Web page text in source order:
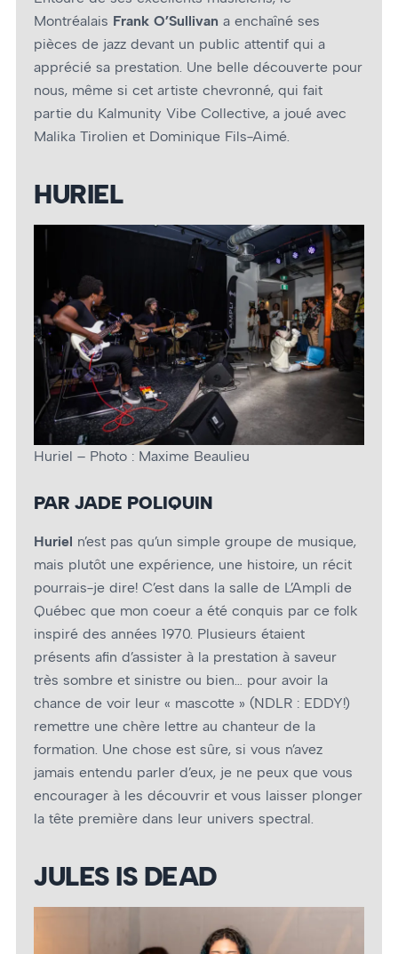
Montréalais Frank O’Sullivan a enchaîné ses
pièces de jazz devant un public attentif qui a
apprécié sa prestation. Une belle découverte pour
nous, même si cet artiste chevronné, qui fait
partie du Kalmunity Vibe Collective, a joué avec
Malika Tirolien et Dominique Fils-Aimé.
HURIEL
Huriel – Photo : Maxime Beaulieu
PAR JADE POLIQUIN
Huriel n’est pas qu’un simple groupe de musique,
mais plutôt une expérience, une histoire, un récit
pourrais-je dire! C’est dans la salle de L’Ampli de
Québec que mon cœur a été conquis par ce folk
inspiré des années 1970. Plusieurs étaient
présents afin d’assister à la prestation à saveur
très sombre et sinistre ou bien… pour avoir la
chance de voir leur « mascotte » (NDLR : EDDY!)
remettre une chère lettre au chanteur de la
formation. Une chose est sûre, si vous n’avez
jamais entendu parler d’eux, je ne peux que vous
encourager à les découvrir et vous laisser plonger
la tête première dans leur univers spectral.
JULES IS DEAD